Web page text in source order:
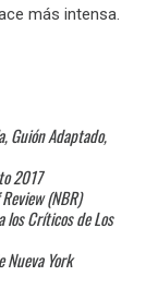
más intensa.
Guión Adaptado,
2017
(NBR)
los Críticos de Los
York